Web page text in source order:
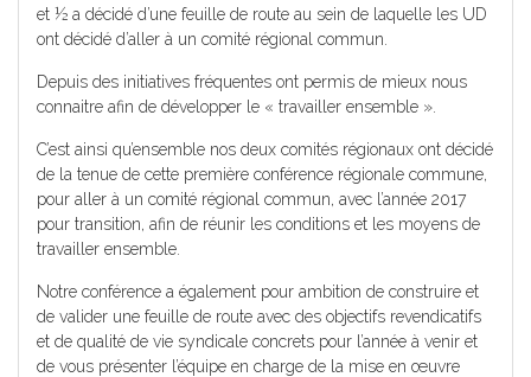
et ½ a décidé d’une feuille de route au sein de laquelle les UD
ont décidé d’aller à un comité régional commun.
Depuis des initiatives fréquentes ont permis de mieux nous
connaitre afin de développer le « travailler ensemble ».
C’est ainsi qu’ensemble nos deux comités régionaux ont décidé
de la tenue de cette première conférence régionale commune,
pour aller à un comité régional commun, avec l’année 2017
pour transition, afin de réunir les conditions et les moyens de
travailler ensemble.
Notre conférence a également pour ambition de construire et
de valider une feuille de route avec des objectifs revendicatifs
et de qualité de vie syndicale concrets pour l’année à venir et
de vous présenter l’équipe en charge de la mise en œuvre